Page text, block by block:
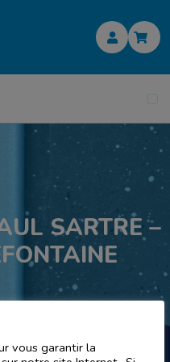
SARTRE –
vous garantir la